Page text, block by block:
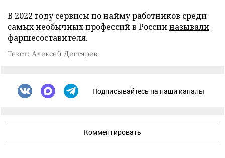
В 2022 году сервисы по найму работников среди
самых необычных профессий в Россииназывали
фаршесоставителя.
Текст: Алексей Дегтярев
Подписывайтесь на наши каналы
Комментировать